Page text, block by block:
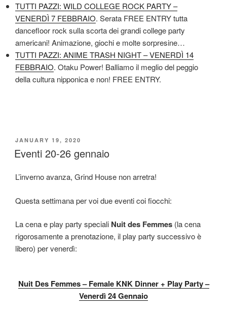
TUTTI PAZZI: WILD COLLEGE ROCK PARTY –
VENERDÌ 7 FEBBRAIO. Serata FREE ENTRY tutta
dancefloor rock sulla scorta dei grandi college party
americani! Animazione, giochi e molte sorpresine…
TUTTI PAZZI: ANIME TRASH NIGHT – VENERDÌ 14
FEBBRAIO. Otaku Power! Balliamo il meglio del peggio
della cultura nipponica e non! FREE ENTRY.
POSTED
ON
JANUARY 19, 2020
Eventi 20-26 gennaio
L’inverno avanza, Grind House non arretra!
Questa settimana per voi due eventi coi fiocchi:
La cena e play party speciali Nuit des Femmes (la cena
rigorosamente a prenotazione, il play party successivo è
libero) per venerdì:
Nuit Des Femmes – Female KNK Dinner + Play Party –
Venerdì 24 Gennaio